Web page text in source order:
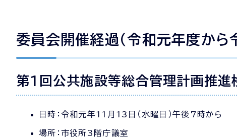
委員会開催経過（令和元年度から
第1回公共施設等総合管理計画推進
日時：令和元年11月13日（水曜日）午後7時から
場所：市役所3階庁議室